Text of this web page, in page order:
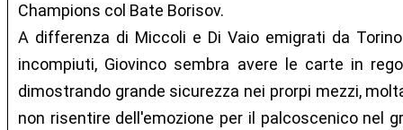
Champions col Bate Borisov.
A differenza di Miccoli e Di Vaio emigrati da
incompiuti, Giovinco sembra avere le carte in
dimostrando grande sicurezza nei prorpi mezzi,
non risentire dell'emozione per il palcoscenico nel